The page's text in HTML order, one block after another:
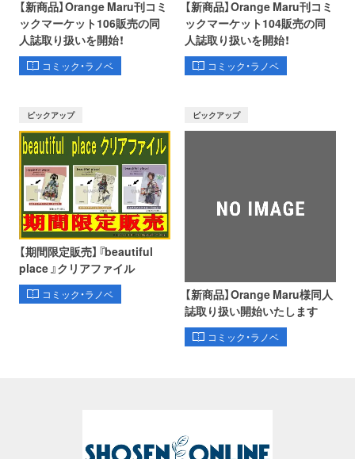
【新商品】Orange Maru刊コミ
ックマーケット106販売の同
人誌取り扱いを開始！
コミック・ラノベ
【新商品】Orange Maru刊コミ
ックマーケット104販売の同
人誌取り扱いを開始！
コミック・ラノベ
ピックアップ
【期間限定販売】『beautiful
place 』クリアファイル
コミック・ラノベ
ピックアップ
【新商品】Orange Maru様同人
誌取り扱い開始いたします
コミック・ラノベ